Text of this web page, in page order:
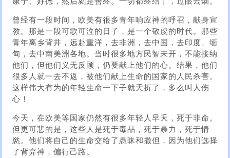
曾经有一段时间，欧美有很多青年响应神的呼召，献身宣
教。那是一段可歌可泣的日子，是一个敬虔的时代。那些
青年离乡背井，远赴重洋，去非洲，去中国，去印度、缅
甸，去中南美洲各地。当时很多地方民智未开，不能接纳
他们，但他们义无反顾，仍要献上他们的心。结果，他们
很多人就一去不返，被他们献上生命的国家的人民杀害。
这样伟大有为的年轻生命一下子就夭折了，多么叫人伤
心！
今天，在欧美等国家仍然有很多年轻人早夭，死于非命。
但更可悲的是，这些人是死于毒品，死于暴力，死于情
慾。他们将自己的生命交给了愚昧和撒但，因为他们选择
了背弃神，偏行己路。